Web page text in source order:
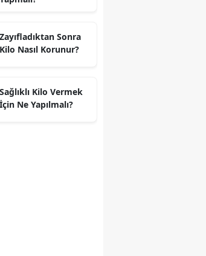
Zayıfladıktan Sonra
Kilo Nasıl Korunur?
Sağlıklı Kilo Vermek
İçin Ne Yapılmalı?